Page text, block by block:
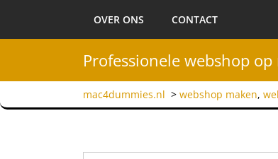
OVER ONS CONTACT
Professionele webshop
mac4dummies.nl > webshop maken,